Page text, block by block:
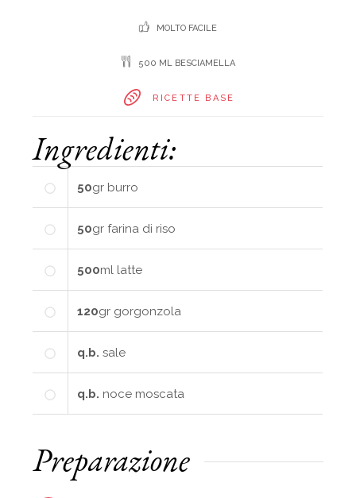
MOLTO FACILE
500 ML BESCIAMELLA
RICETTE BASE
Ingredienti:
50gr burro
50gr farina di riso
500ml latte
120gr gorgonzola
q.b. sale
q.b. noce moscata
Preparazione